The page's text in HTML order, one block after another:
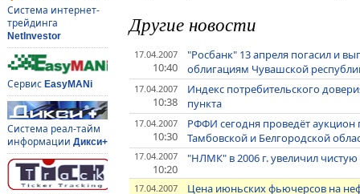
Система интернет-
трейдинга
NetInvestor
Сервис EasyMANi
Система реал-тайм
информации Дикси+
Другие новости
17.04.2007
10:40
"Росбанк" 13 апреля погасил и
облигациям Чувашской
17.04.2007
10:38
Индекс потребительского
пункта
17.04.2007
10:30
РФФИ сегодня проведёт
Тамбовской и Белгородской
17.04.2007
10:20
"НЛМК" в 2006 г. увеличил
17.04.2007
Цена июньских фьючерсов на